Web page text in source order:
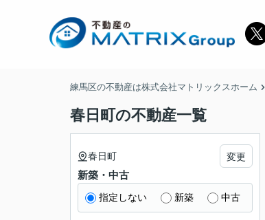
練馬区の不動産は株式会社マトリックスホーム
春日町の不動産一覧
春日町 変更
新築・中古
指定しない 新築 中古